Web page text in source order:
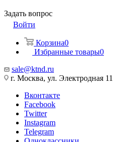
Задать вопрос
Войти
Корзина0
Избранные товары0
sale@ktnd.ru
г. Москва, ул. Электродная 11
Вконтакте
Facebook
Twitter
Instagram
Telegram